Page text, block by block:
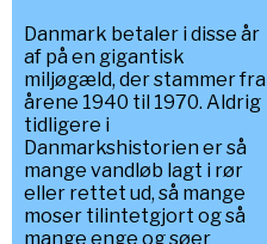
Danmark betaler i disse år
af på en gigantisk
miljøgæld, der stammer fra
årene 1940 til 1970. Aldrig
tidligere i
Danmarkshistorien er så
mange vandløb lagt i rør
eller rettet ud, så mange
moser tilintetgjort og så
mange enge og søer